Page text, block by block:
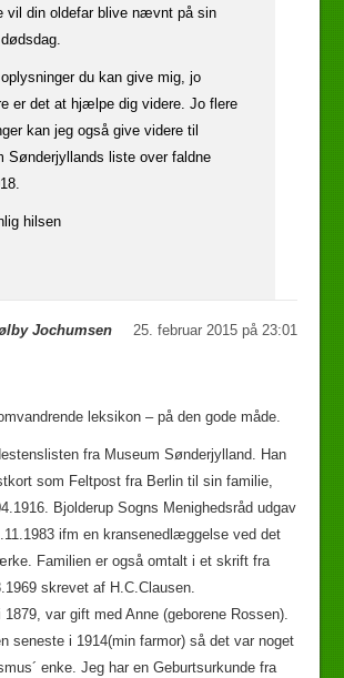
vil din oldefar blive nævnt på sin
du kan give mig, jo
er det at hjælpe dig videre. Jo flere
kan jeg også give videre til
Sønderjyllands liste over faldne
hilsen
Jochumsen 25. februar 2015 på 23:01
leksikon – på den gode måde.
fra Museum Sønderjylland. Han
som Feltpost fra Berlin til sin familie,
Bjolderup Sogns Menighedsråd udgav
ifm en kransenedlæggelse ved det
Familien er også omtalt i et skrift fra
skrevet af H.C.Clausen.
var gift med Anne (geborene Rossen).
seneste i 1914(min farmor) så det var noget
enke. Jeg har en Geburtsurkunde fra